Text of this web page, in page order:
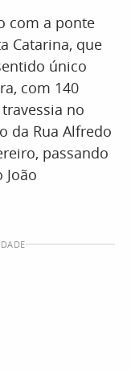
com a ponte
Catarina, que
único
com 140
no
da Rua Alfredo
passando
João